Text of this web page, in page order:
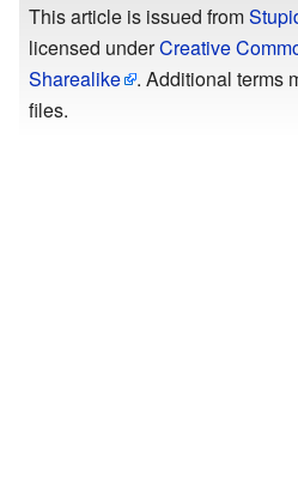
This article is issued from
licensed underCreative
Sharealike
. Additional terms
files.